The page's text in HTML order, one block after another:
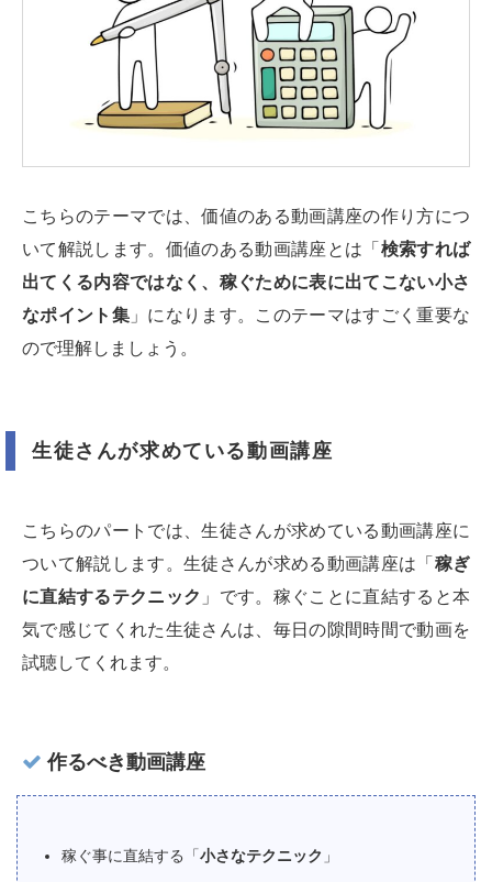
こちらのテーマでは、価値のある動画講座の作り方につ
いて解説します。価値のある動画講座とは「 検索すれば
出てくる内容ではなく、稼ぐために表に出てこない小さ
なポイント集 」になります。このテーマはすごく重要な
ので理解しましょう。
生徒さんが求めている動画講座
こちらのパートでは、生徒さんが求めている動画講座に
ついて解説します。生徒さんが求める動画講座は「 稼ぎ
に直結するテクニック 」です。稼ぐことに直結すると本
気で感じてくれた生徒さんは、毎日の隙間時間で動画を
試聴してくれます。
作るべき動画講座
稼ぐ事に直結する「小さなテクニック 」